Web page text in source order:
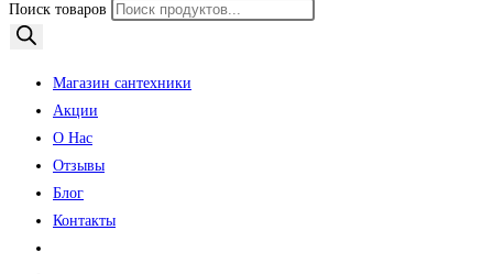
Поиск товаров
Магазин сантехники
Акции
О Нас
Отзывы
Блог
Контакты